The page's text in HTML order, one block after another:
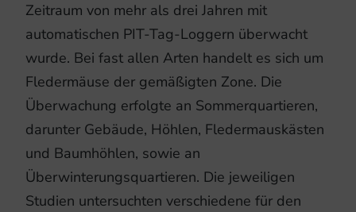
Zeitraum von mehr als drei Jahren mit
automatischen PIT-Tag-Loggern überwacht
wurde. Bei fast allen Arten handelt es sich um
Fledermäuse der gemäßigten Zone. Die
Überwachung erfolgte an Sommerquartieren,
darunter Gebäude, Höhlen, Fledermauskästen
und Baumhöhlen, sowie an
Überwinterungsquartieren. Die jeweiligen
Studien untersuchten verschiedene für den